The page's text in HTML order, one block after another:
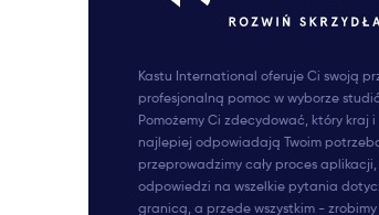
Kastu International oferuje Ci swoją
profesjonalną pomoc w wyborze
Pomożemy Ci zdecydować, który kraj
najlepiej odpowiadają Twoim
przeprowadzimy cały proces
odpowiedzi na wszelkie pytania
granicą, a przede wszystkim - zrobimy